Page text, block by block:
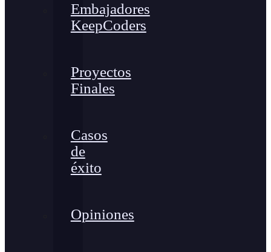
Embajadores
KeepCoders
Proyectos
Finales
Casos
de
éxito
Opiniones